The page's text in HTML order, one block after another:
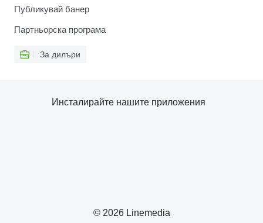
Публикувай банер
Партньорска програма
За дилъри
© 2026 Linemedia
Инсталирайте нашите приложения